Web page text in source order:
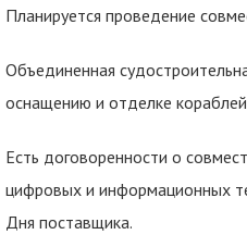
Планируется проведение
Объединенная
оснащению и отделке
Есть договоренности о
цифровых и информационных
Дня поставщика.